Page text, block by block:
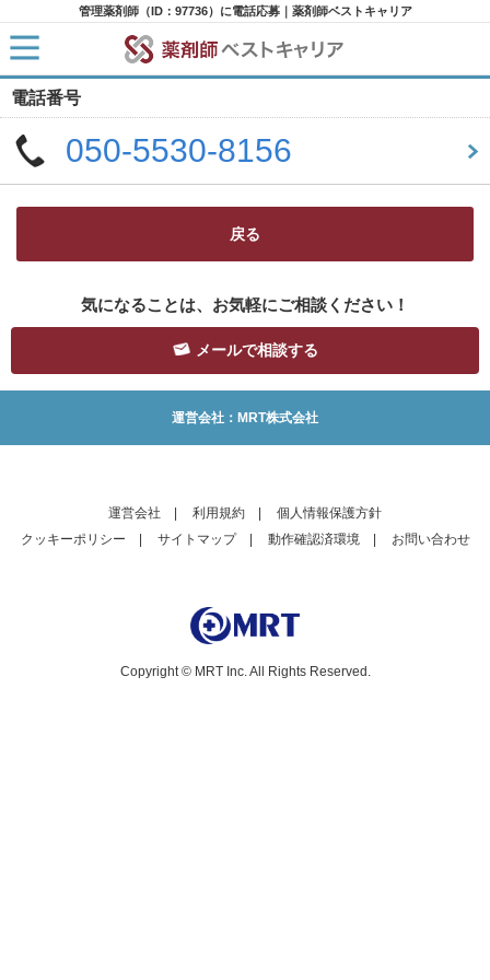
管理薬剤師（ID：97736）に電話応募｜薬剤師ベストキャリア
電話番号
050-5530-8156
戻る
気になることは、お気軽にご相談ください！
メールで相談する
運営会社：MRT株式会社
運営会社 利用規約
個人情報保護方針
クッキーポリシー
サイトマップ| 動作確認済環境| お問い合わせ
Copyright © MRT Inc. All Rights Reserved.
HOME
求人検索
新着求人
求人ランキング
キャリアアドバイザー紹介
コラム